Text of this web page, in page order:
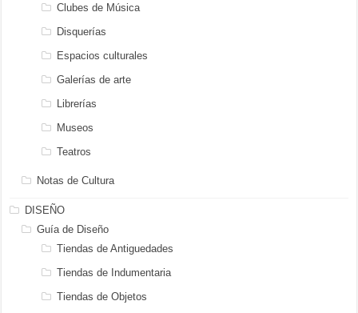
Clubes de Música
Disquerías
Espacios culturales
Galerías de arte
Librerías
Museos
Teatros
Notas de Cultura
DISEÑO
Guía de Diseño
Tiendas de Antiguedades
Tiendas de Indumentaria
Tiendas de Objetos